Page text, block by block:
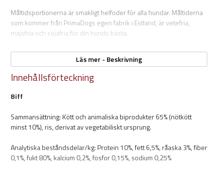
Måltidsportionerna är smakligt helfoder för alla hundar. Måltiderna
som kommer från PrimaDogs egen fabrik i Estland, är vetefria,
majsfria och sojafria för din hunds bästa.
De innehåller inte heller konserveringsmedel eller färgämnen.
Portionesmåltidernas förpackning är enkel att använda och kan
återvinnas.
Egenskaper:
600g
Helfoder
Vete-, Majs- & Sojafritt
Smakrikt
Läs mer - Beskrivning
Innehållsförteckning
Biff
Sammansättning: Kött och animaliska biprodukter 65% (nötkött
minst 10%), ris, derivat av vegetabiliskt ursprung.
Analytiska beståndsdelar/kg: Protein 10%, fett 6,5%, råaska 3%, fiber
0,1%, fukt 80%, kalcium 0,2%, fosfor 0,15%, sodium 0,25%